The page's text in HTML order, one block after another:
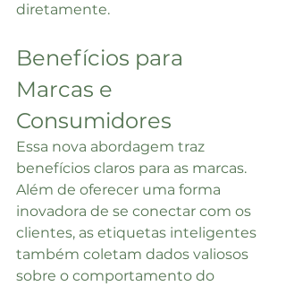
diretamente.
Benefícios para
Marcas e
Consumidores
Essa nova abordagem traz
benefícios claros para as marcas.
Além de oferecer uma forma
inovadora de se conectar com os
clientes, as etiquetas inteligentes
também coletam dados valiosos
sobre o comportamento do